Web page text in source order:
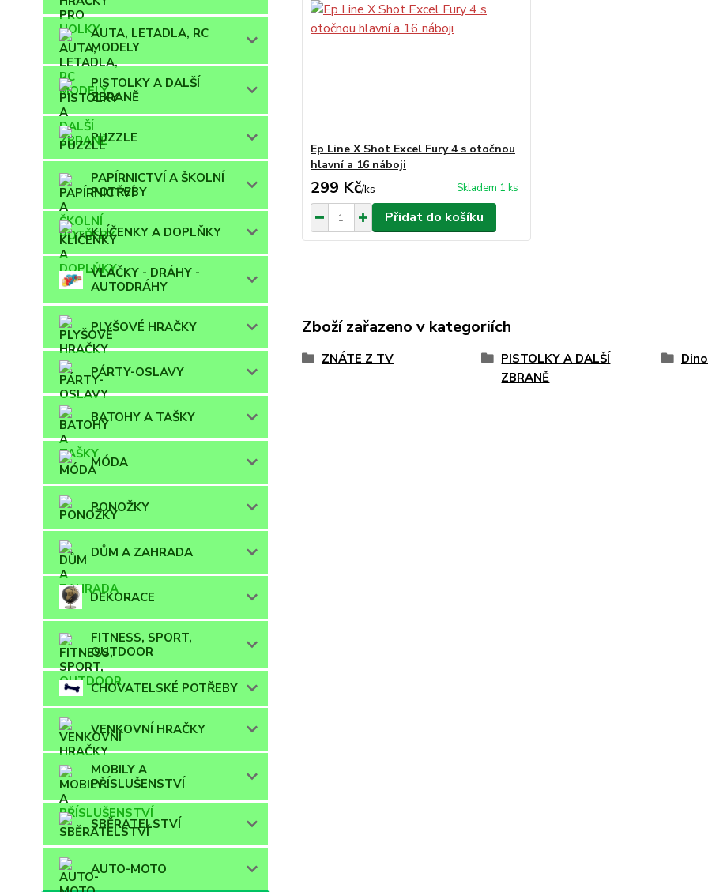
AUTA, LETADLA, RC
MODELY
PISTOLKY A DALŠÍ
ZBRANĚ
PUZZLE
PAPÍRNICTVÍ A ŠKOLNÍ
POTŘEBY
KLÍČENKY A DOPLŇKY
VLÁČKY - DRÁHY -
AUTODRÁHY
PLYŠOVÉ HRAČKY
PÁRTY-OSLAVY
BATOHY A TAŠKY
MÓDA
PONOŽKY
DŮM A ZAHRADA
DEKORACE
FITNESS, SPORT,
OUTDOOR
CHOVATELSKÉ POTŘEBY
VENKOVNÍ HRAČKY
MOBILY A
PŘÍSLUŠENSTVÍ
SBĚRATELSTVÍ
AUTO-MOTO
Ep Line X Shot Excel Fury 4 s otočnou
hlavní a 16 náboji
299 Kč/ks Skladem 1 ks
Přidat do košíku
Zboží zařazeno v kategoriích
ZNÁTE Z TV
PISTOLKY A DALŠÍ
ZBRANĚ